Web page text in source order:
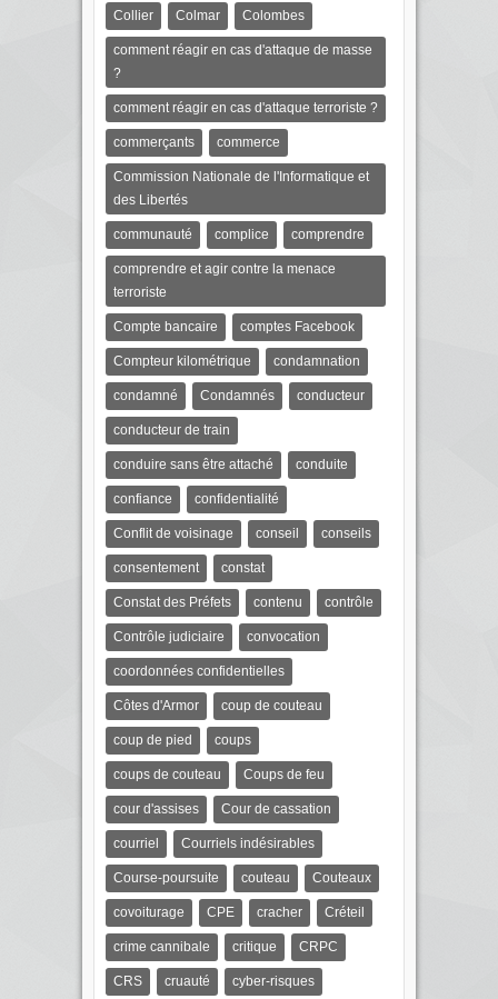
Collier Colmar Colombes
comment réagir en cas d'attaque de masse
?
comment réagir en cas d'attaque terroriste ?
commerçants commerce
Commission Nationale de l'Informatique et
des Libertés
communauté complice comprendre
comprendre et agir contre la menace
terroriste
Compte bancaire comptes Facebook
Compteur kilométrique condamnation
condamné Condamnés conducteur
conducteur de train
conduire sans être attaché conduite
confiance confidentialité
Conflit de voisinage conseil conseils
consentement constat
Constat des Préfets contenu contrôle
Contrôle judiciaire convocation
coordonnées confidentielles
Côtes d'Armor coup de couteau
coup de pied coups
coups de couteau Coups de feu
cour d'assises Cour de cassation
courriel Courriels indésirables
Course-poursuite couteau Couteaux
covoiturage CPE cracher Créteil
crime cannibale critique CRPC
CRS cruauté cyber-risques